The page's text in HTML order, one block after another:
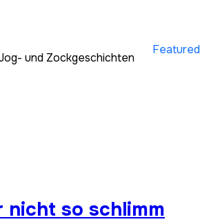
und Zockgeschichten
Featured
nicht so schlimm